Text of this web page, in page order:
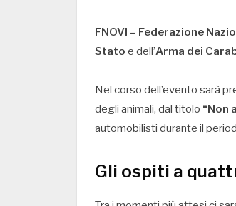
FNOVI – Federazione
Stato e dell’Arma dei
Nel corso dell’evento sarà
degli animali, dal titolo “Non
automobilisti durante il
Gli ospiti a